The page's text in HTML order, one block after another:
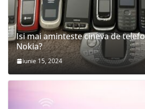
Isi mai aminteste cineva de
Nokia?
iunie 15, 2024